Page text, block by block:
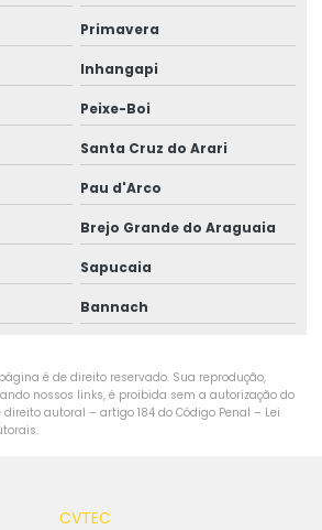
Primavera
Inhangapi
Peixe-Boi
Santa Cruz do Arari
Pau d'Arco
Brejo Grande do Araguaia
Sapucaia
Bannach
é de direito reservado. Sua reprodução,
nossos links, é proibida sem a autorização do
autoral – artigo 184 do Código Penal – Lei
.